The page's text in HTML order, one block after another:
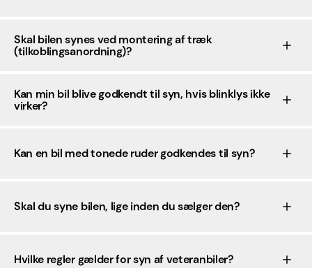
Skal bilen synes ved montering af træk
(tilkoblingsanordning)?
Kan min bil blive godkendt til syn, hvis blinklys ikke
virker?
Kan en bil med tonede ruder godkendes til syn?
Skal du syne bilen, lige inden du sælger den?
Hvilke regler gælder for syn af veteranbiler?